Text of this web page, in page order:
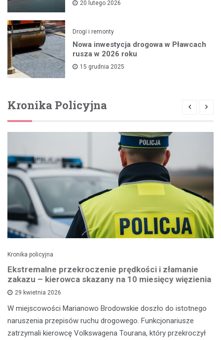
20 lutego 2026
Drogi i remonty
Nowa inwestycja drogowa w Pławcach
rusza w 2026 roku
15 grudnia 2025
Kronika Policyjna
Kronika policyjna
Ekstremalne przekroczenie prędkości i złamanie
zakazu – kierowca skazany na 10 miesięcy więzienia
29 kwietnia 2026
W miejscowości Marianowo Brodowskie doszło do istotnego
naruszenia przepisów ruchu drogowego. Funkcjonariusze
zatrzymali kierowcę Volkswagena Tourana, który przekroczył